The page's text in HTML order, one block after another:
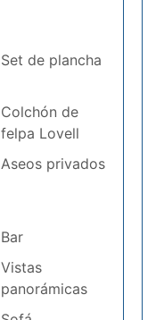
Set de plancha
Colchón de
felpa Lovell
Aseos privados
Bar
Vistas
panorámicas